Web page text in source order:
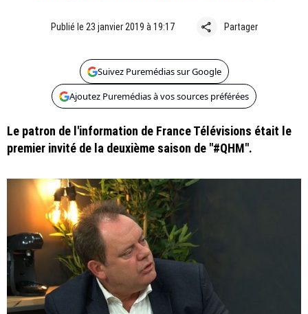
Publié le 23 janvier 2019 à 19:17 share Partager
Suivez Puremédias sur Google
Ajoutez Puremédias à vos sources préférées
Le patron de l'information de France Télévisions était le
premier invité de la deuxième saison de "#QHM".